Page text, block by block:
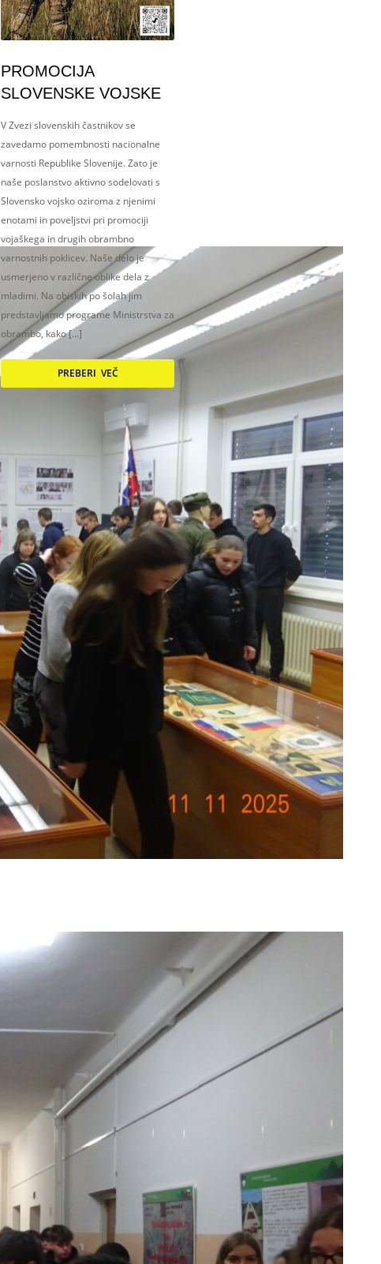
PROMOCIJA
SLOVENSKE VOJSKE
V Zvezi slovenskih častnikov se
zavedamo pomembnosti nacionalne
varnosti Republike Slovenije. Zato je
naše poslanstvo aktivno sodelovati s
Slovensko vojsko oziroma z njenimi
enotami in poveljstvi pri promociji
vojaškega in drugih obrambno
varnostnih poklicev. Naše delo je
usmerjeno v različne oblike dela z
mladimi. Na obiskih po šolah jim
predstavljamo programe Ministrstva za
obrambo, kako […]
PREBERI VEČ